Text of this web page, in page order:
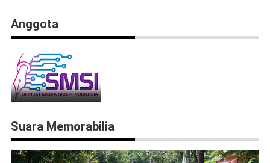
Anggota
Suara Memorabilia